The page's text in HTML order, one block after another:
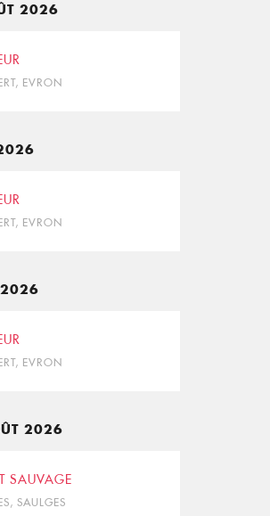
2026
EVRON
EVRON
EVRON
2026
SAUVAGE
SAULGES